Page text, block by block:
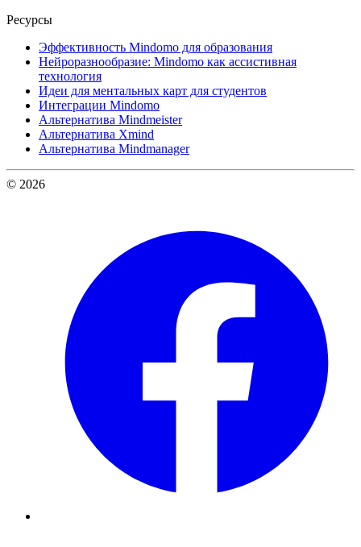
Ресурсы
Эффективность Mindomo для образования
Нейроразнообразие: Mindomo как ассистивная
технология
Идеи для ментальных карт для студентов
Интеграции Mindomo
Альтернатива Mindmeister
Альтернатива Xmind
Альтернатива Mindmanager
© 2026